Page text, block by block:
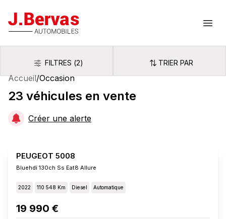
J.Bervas
FiltresFILTRES (2) Trier par
TRIER PAR
Accueil/Occasion
23 véhicules en vente
Créer une alerte
PEUGEOT 5008
Bluehdi 130ch Ss Eat8 Allure
2022 110 548 Km Diesel Automatique
19 990 €